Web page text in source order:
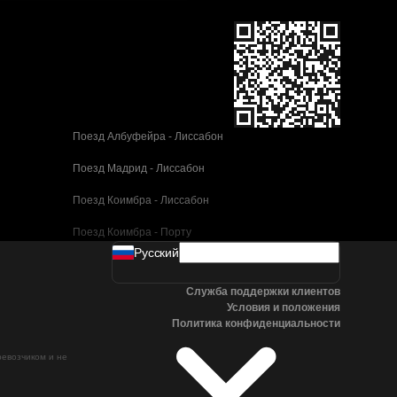
Поезд Албуфейра - Лиссабон
Поезд Мадрид - Лиссабон
Поезд Коимбра - Лиссабон
Поезд Коимбра - Порту
Поезд Валенсия - Барселона
Поезд Севилья - Барселона
Поезд Малага - Барселона
Поезд Малага - Мадрид
и не
Pусский
Служба поддержки клиентов
Условия и положения
Политика конфиденциальности